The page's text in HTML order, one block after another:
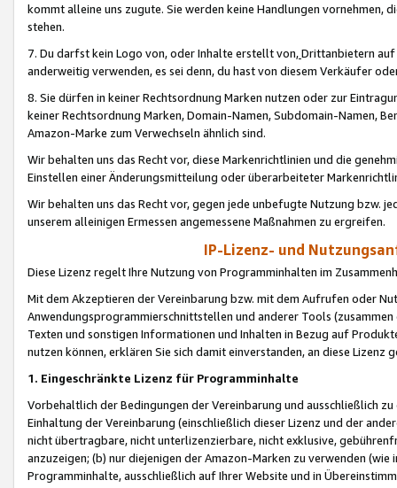
kommt alleine uns zugute. Sie werden keine Handlungen vornehmen,
stehen.
7. Du darfst kein Logo von, oder Inhalte erstellt von,Drittanbietern auf
anderweitig verwenden, es sei denn, du hast von diesem Verkäufer
8. Sie dürfen in keiner Rechtsordnung Marken nutzen oder zur
keiner Rechtsordnung Marken, Domain-Namen, Subdomain-Namen,
Amazon-Marke zum Verwechseln ähnlich sind.
Wir behalten uns das Recht vor, diese Markenrichtlinien und die
Einstellen einer Änderungsmitteilung oder überarbeiteter
Wir behalten uns das Recht vor, gegen jede unbefugte Nutzung bzw.
unserem alleinigen Ermessen angemessene Maßnahmen zu ergreifen.
IP-Lizenz- und
Diese Lizenz regelt Ihre Nutzung von Programminhalten im
Mit dem Akzeptieren der Vereinbarung bzw. mit dem Aufrufen oder
Anwendungsprogrammierschnittstellen und anderer Tools (zusammen
Texten und sonstigen Informationen und Inhalten in Bezug auf
nutzen können, erklären Sie sich damit einverstanden, an diese Lizenz
1. Eingeschränkte Lizenz für Programminhalte
Vorbehaltlich der Bedingungen der Vereinbarung und ausschließlich
Einhaltung der Vereinbarung (einschließlich dieser Lizenz und der
nicht übertragbare, nicht unterlizenzierbare, nicht exklusive,
anzuzeigen; (b) nur diejenigen der Amazon-Marken zu verwenden
Programminhalte, ausschließlich auf Ihrer Website und in